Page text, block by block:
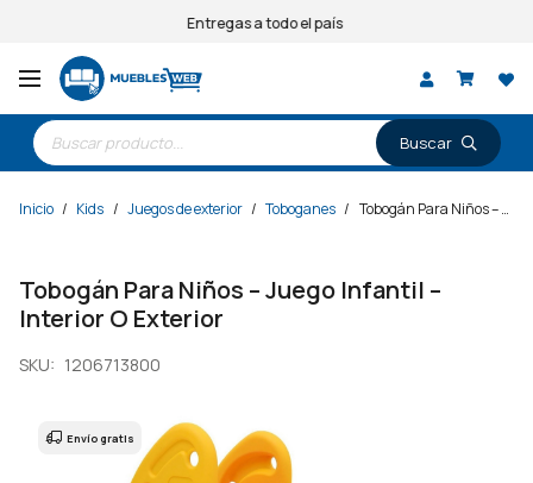
Entregas a todo el país
Búsqueda
de
productos
Inicio / Kids / Juegos de exterior / Toboganes / Tobogán Para Niños – Juego Infantil – Interior O Exterior
Tobogán Para Niños – Juego Infantil –
Interior O Exterior
SKU: 1206713800
Envío gratis